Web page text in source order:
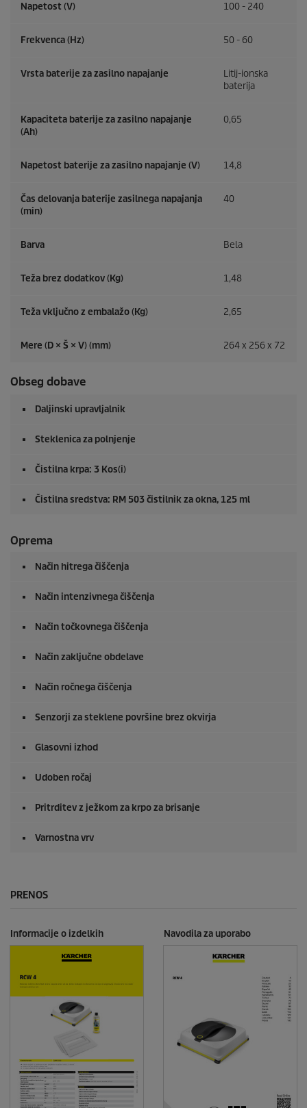
Napetost (V) 100 - 240
Frekvenca (Hz) 50 - 60
Vrsta baterije za zasilno napajanje
Litij-ionska
baterija
Kapaciteta baterije za zasilno napajanje
(Ah)
0,65
Napetost baterije za zasilno napajanje (V) 14,8
Čas delovanja baterije zasilnega napajanja
(min)
40
Barva Bela
Teža brez dodatkov (Kg) 1,48
Teža vključno z embalažo (Kg) 2,65
Mere (D × Š × V) (mm) 264 x 256 x 72
Obseg dobave
Daljinski upravljalnik
Steklenica za polnjenje
Čistilna krpa: 3 Kos(i)
Čistilna sredstva: RM 503 čistilnik za okna, 125 ml
Oprema
Način hitrega čiščenja
Način intenzivnega čiščenja
Način točkovnega čiščenja
Način zaključne obdelave
Način ročnega čiščenja
Senzorji za steklene površine brez okvirja
Glasovni izhod
Udoben ročaj
Pritrditev z ježkom za krpo za brisanje
Varnostna vrv
PRENOS
Informacije o izdelkih Navodila za uporabo